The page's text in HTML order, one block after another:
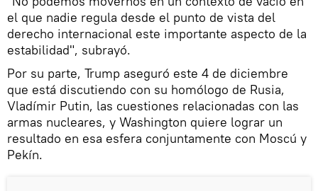
el que nadie regula desde el punto de vista del
derecho internacional este importante aspecto de la
estabilidad", subrayó.
Por su parte, Trump aseguró este 4 de diciembre
que está discutiendo con su homólogo de Rusia,
Vladímir Putin, las cuestiones relacionadas con las
armas nucleares, y Washington quiere lograr un
resultado en esa esfera conjuntamente con Moscú y
Pekín.